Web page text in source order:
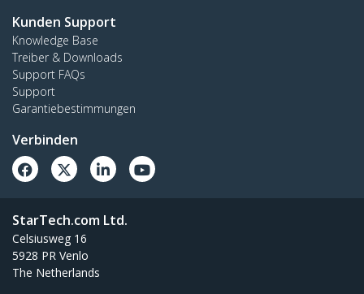
Kunden Support
Knowledge Base
Treiber & Downloads
Support FAQs
Support
Garantiebestimmungen
Verbinden
StarTech.com Ltd.
Celsiusweg 16
5928 PR Venlo
The Netherlands